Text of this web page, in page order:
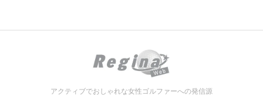
アクティブでおしゃれな女性ゴルファーへの発信源